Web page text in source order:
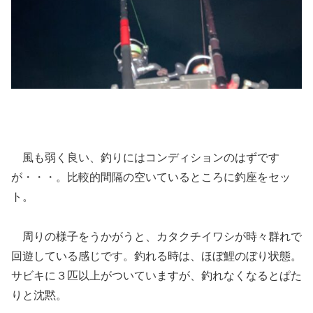
風も弱く良い、釣りにはコンディションのはずです
が・・・。比較的間隔の空いているところに釣座をセッ
ト。
周りの様子をうかがうと、カタクチイワシが時々群れで
回遊している感じです。釣れる時は、ほぼ鯉のぼり状態。
サビキに３匹以上がついていますが、釣れなくなるとぱた
りと沈黙。